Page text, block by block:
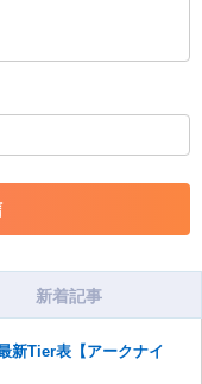
の投稿
確認後、順次対応さ
んのでご注意くだ
新着記事
新Tier表【アークナイ